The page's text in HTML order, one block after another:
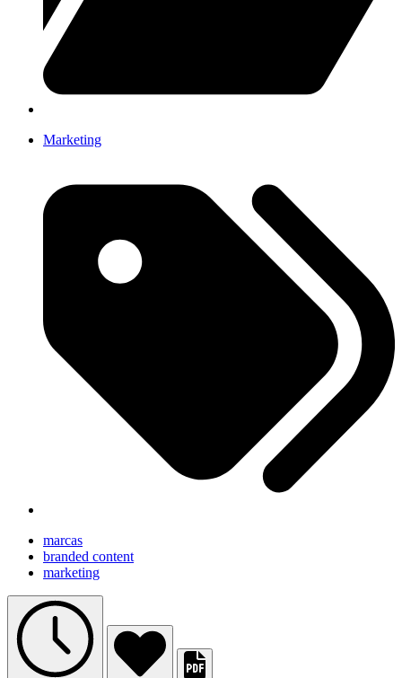
Marketing
marcas
branded content
marketing